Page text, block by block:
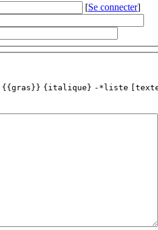
[Se connecter]
{{gras}} {italique} -*liste